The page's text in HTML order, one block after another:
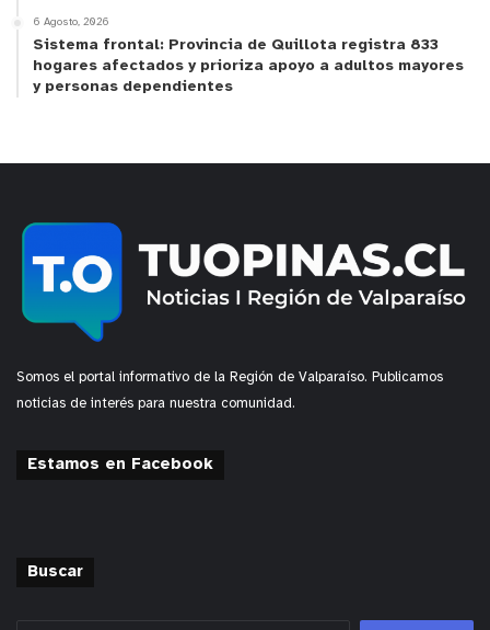
6 Agosto, 2026
Sistema frontal: Provincia de Quillota registra 833
hogares afectados y prioriza apoyo a adultos mayores
y personas dependientes
Somos el portal informativo de la Región de Valparaíso. Publicamos
noticias de interés para nuestra comunidad.
Estamos en Facebook
Buscar